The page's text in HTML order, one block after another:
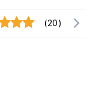
(20)